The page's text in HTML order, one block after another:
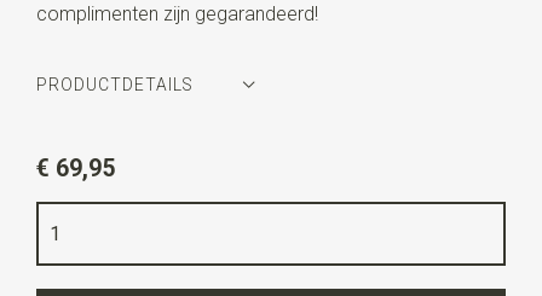
complimenten zijn gegarandeerd!
PRODUCTDETAILS
blauw / geel / lichtgrijs
Kwaliteit
€ 69,95